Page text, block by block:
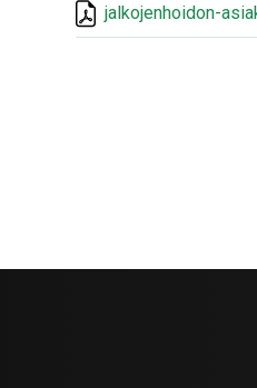
jalkojenhoidon-